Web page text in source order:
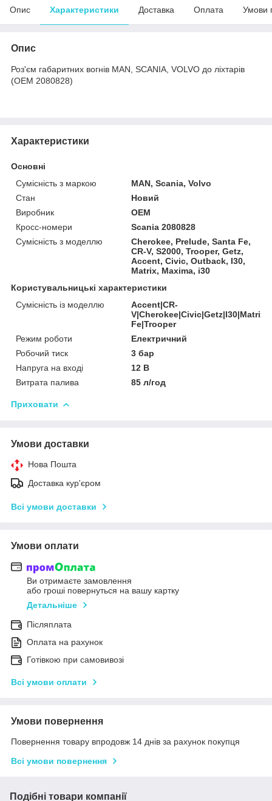
Опис Характеристики Доставка Оплата Умови
Опис
Роз'єм габаритних вогнів MAN, SCANIA, VOLVO до ліхтарів
(OEM 2080828)
Характеристики
Основні
Сумісність з маркою
MAN, Scania, Volvo
Стан
Новий
Виробник
OEM
Кросс-номери
Scania 2080828
Сумісність з моделлю
Cherokee, Prelude, Santa Fe,
CR-V, S2000, Trooper, Getz,
Accent, Civic, Outback, I30,
Matrix, Maxima, i30
Користувальницькі характеристики
Сумісність із моделлю
Accent|CR-
Fe|Trooper
Режим роботи
Електричний
Робочий тиск
3 бар
Напруга на вході
12 В
Витрата палива
85 л/год
Приховати
Умови доставки
Нова Пошта
Доставка кур'єром
Всі умови доставки
Умови оплати
Ви отримаєте замовлення
або гроші повернуться на вашу картку
Детальніше
Післяплата
Оплата на рахунок
Готівкою при самовивозі
Всі умови оплати
Умови повернення
Повернення товару впродовж 14 днів за рахунок покупця
Всі умови повернення
Подібні товари компанії